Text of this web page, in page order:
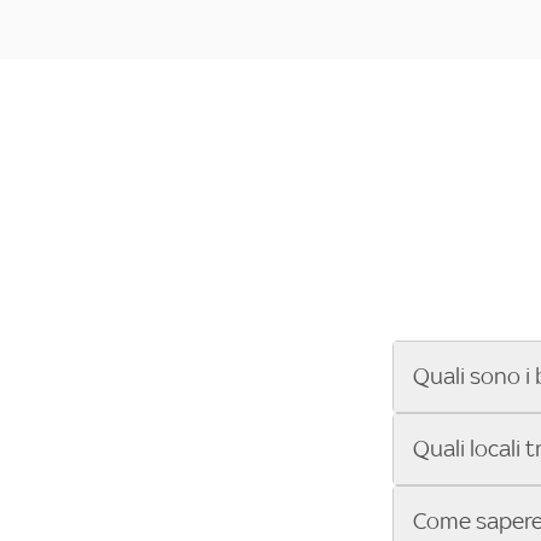
Quali sono i
Se cerchi un
ENILIVE, la
Sky Bar ti
Quali locali
Vuoi sapere
Come